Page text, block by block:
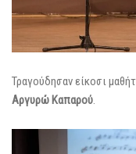
Τραγούδησαν είκοσι
Αργυρώ Καπαρού.